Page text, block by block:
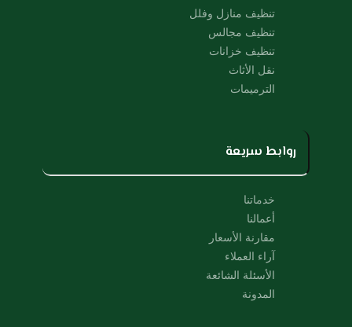
تنظيف منازل وفلل
تنظيف مجالس
تنظيف خزانات
نقل الأثاث
الترميمات
روابط سريعة
خدماتنا
أعمالنا
مقارنة الأسعار
آراء العملاء
الأسئلة الشائعة
المدونة